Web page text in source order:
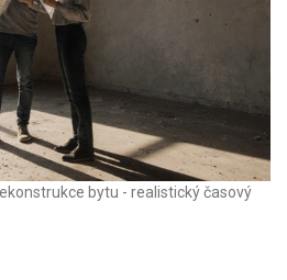
bytu - realistický časový